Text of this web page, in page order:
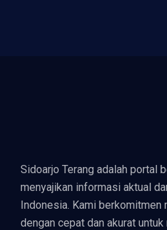
Sidoarjo Terang adalah portal
menyajikan informasi aktual
Indonesia. Kami berkomitmen
dengan cepat dan akurat